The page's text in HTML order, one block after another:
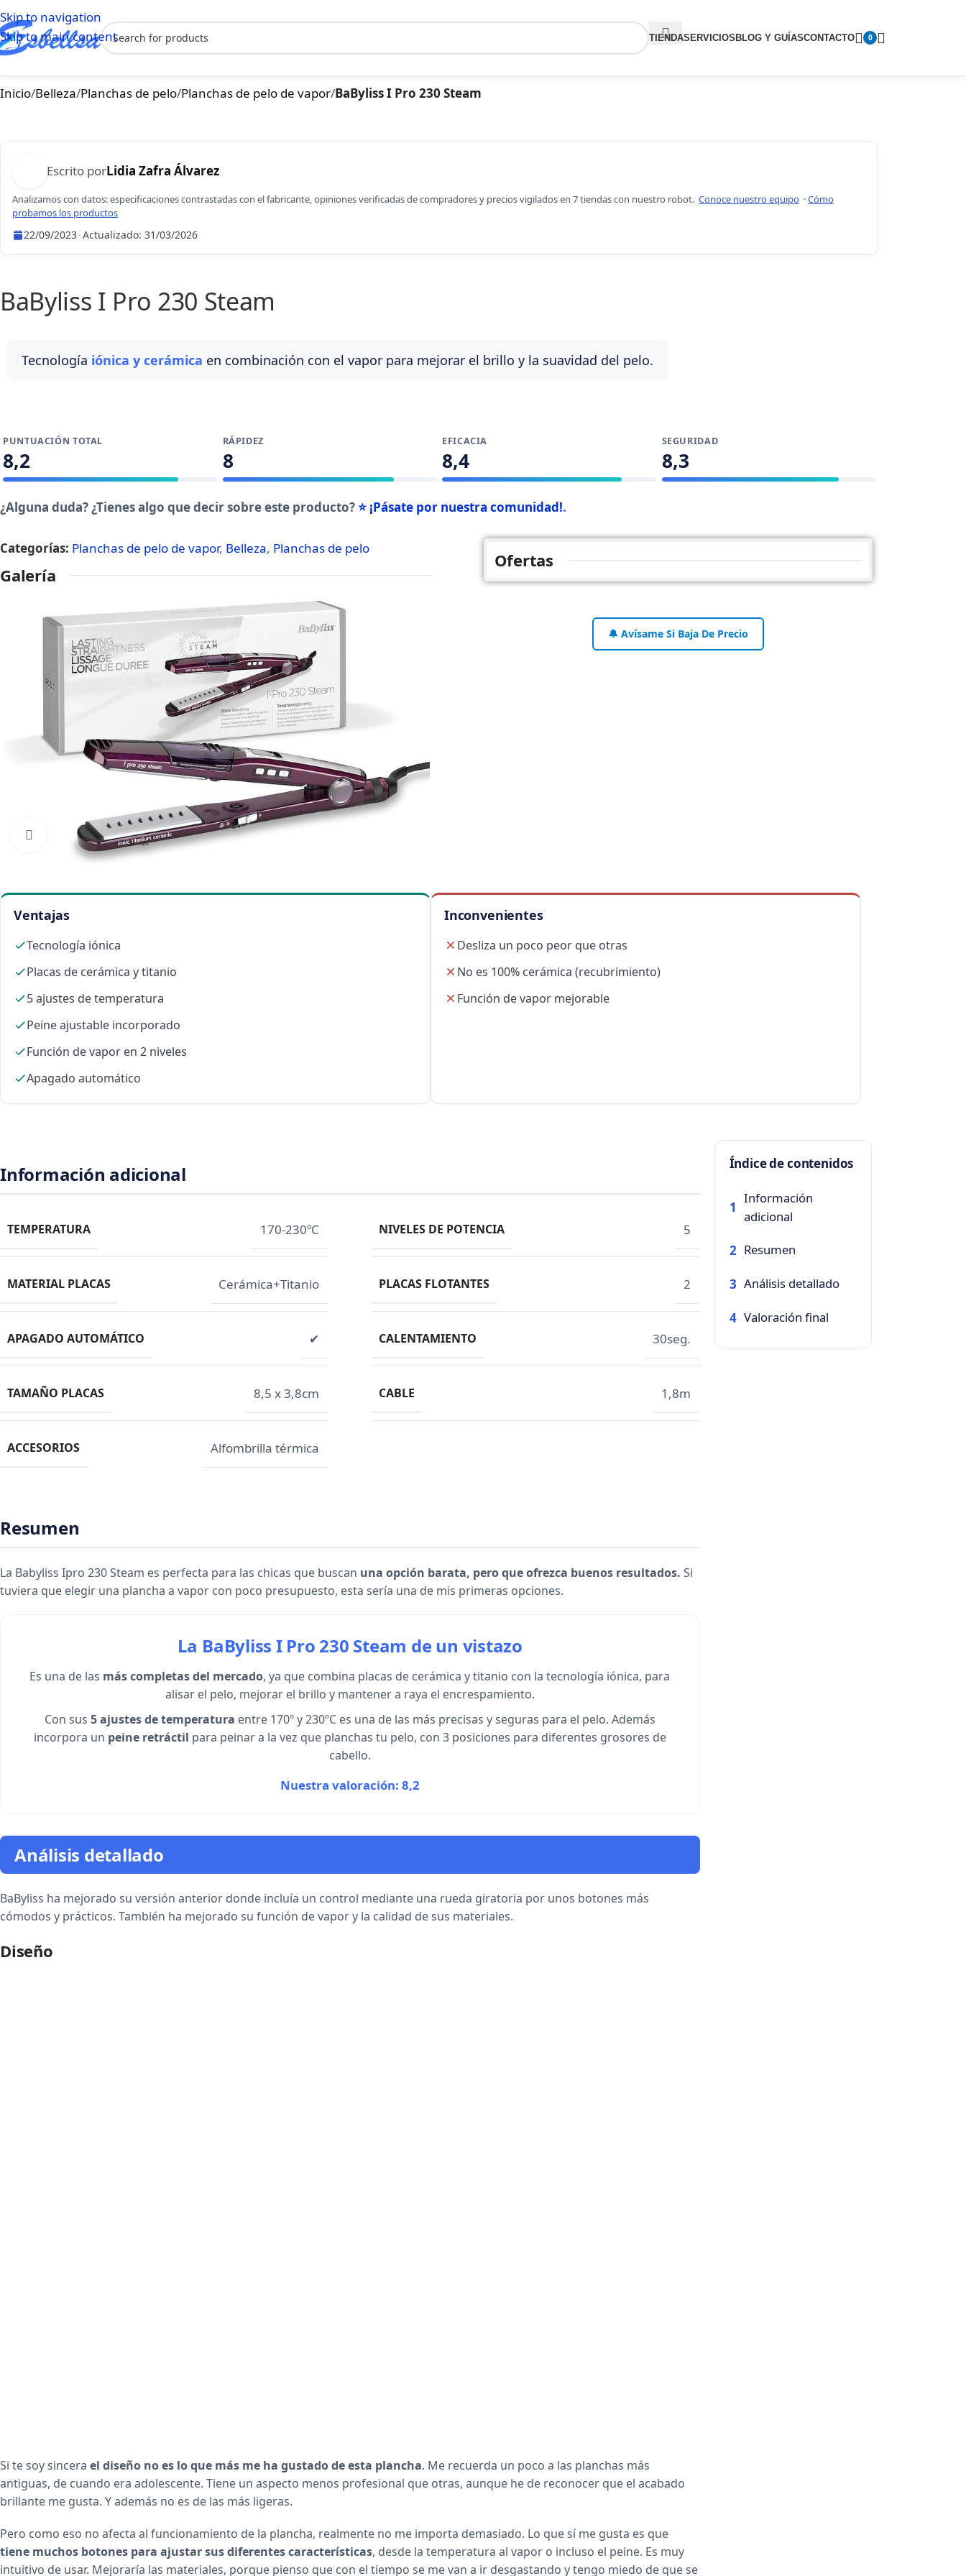
Skip to navigation
Skip to main content
TIENDASERVICIOSBLOG Y GUÍASCONTACTO 0
Inicio/Belleza/Planchas de pelo/Planchas de pelo de vapor/BaByliss I Pro 230 Steam
Escrito porLidia Zafra Álvarez
Analizamos con datos: especificaciones contrastadas con el fabricante, opiniones verificadas de compradores y precios vigilados en 7 tiendas con nuestro robot. Conoce nuestro equipo ·Cómo
probamos los productos
22/09/2023·Actualizado: 31/03/2026
BaByliss I Pro 230 Steam
Tecnología iónica y cerámica en combinación con el vapor para mejorar el brillo y la suavidad del pelo.
PUNTUACIÓN TOTAL
8,2
RÁPIDEZ
8
EFICACIA
8,4
SEGURIDAD
8,3
¿Alguna duda? ¿Tienes algo que decir sobre este producto?⭐ ¡Pásate por nuestra comunidad!.
Categorías: Planchas de pelo de vapor, Belleza, Planchas de pelo
Galería
Click to enlarge
Ofertas
🔔 Avísame Si Baja De Precio
Ventajas
Tecnología iónica
Placas de cerámica y titanio
5 ajustes de temperatura
Peine ajustable incorporado
Función de vapor en 2 niveles
Apagado automático
Inconvenientes
Desliza un poco peor que otras
No es 100% cerámica (recubrimiento)
Función de vapor mejorable
Información adicional
TEMPERATURA 170-230ºC NIVELES DE POTENCIA 5
MATERIAL PLACAS Cerámica+Titanio PLACAS FLOTANTES 2
APAGADO AUTOMÁTICO ✔ CALENTAMIENTO 30seg.
TAMAÑO PLACAS 8,5 x 3,8cm CABLE 1,8m
ACCESORIOS Alfombrilla térmica
Resumen
La Babyliss Ipro 230 Steam es perfecta para las chicas que buscan una opción barata, pero que ofrezca buenos resultados. Si
tuviera que elegir una plancha a vapor con poco presupuesto, esta sería una de mis primeras opciones.
La BaByliss I Pro 230 Steam de un vistazo
Es una de las más completas del mercado, ya que combina placas de cerámica y titanio con la tecnología iónica, para
alisar el pelo, mejorar el brillo y mantener a raya el encrespamiento.
Con sus 5 ajustes de temperatura entre 170º y 230ºC es una de las más precisas y seguras para el pelo. Además
incorpora un peine retráctil para peinar a la vez que planchas tu pelo, con 3 posiciones para diferentes grosores de
cabello.
Nuestra valoración: 8,2
Análisis detallado
BaByliss ha mejorado su versión anterior donde incluía un control mediante una rueda giratoria por unos botones más
cómodos y prácticos. También ha mejorado su función de vapor y la calidad de sus materiales.
Diseño
Si te soy sincera el diseño no es lo que más me ha gustado de esta plancha. Me recuerda un poco a las planchas más
antiguas, de cuando era adolescente. Tiene un aspecto menos profesional que otras, aunque he de reconocer que el acabado
brillante me gusta. Y además no es de las más ligeras.
Pero como eso no afecta al funcionamiento de la plancha, realmente no me importa demasiado. Lo que sí me gusta es que
tiene muchos botones para ajustar sus diferentes características, desde la temperatura al vapor o incluso el peine. Es muy
intuitivo de usar. Mejoraría las materiales, porque pienso que con el tiempo se me van a ir desgastando y tengo miedo de que se
Índice de contenidos
1
Información
adicional
2 Resumen
3 Análisis detallado
4 Valoración final